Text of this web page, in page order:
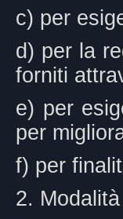
c) per
d) per la
forniti
e) per
per
f) per
2.